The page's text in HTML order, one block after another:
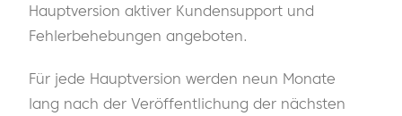
Hauptversion aktiver Kundensupport und
Fehlerbehebungen angeboten.
Für jede Hauptversion werden neun Monate
lang nach der Veröffentlichung der nächsten